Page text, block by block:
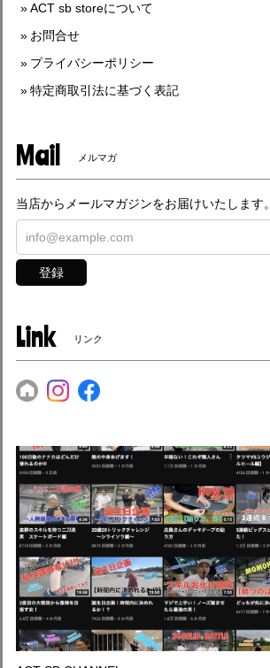
ACT sb storeについて
お問合せ
プライバシーポリシー
特定商取引法に基づく表記
Mail メルマガ
当店からメールマガジンをお届けいたします。
登録
Link リンク